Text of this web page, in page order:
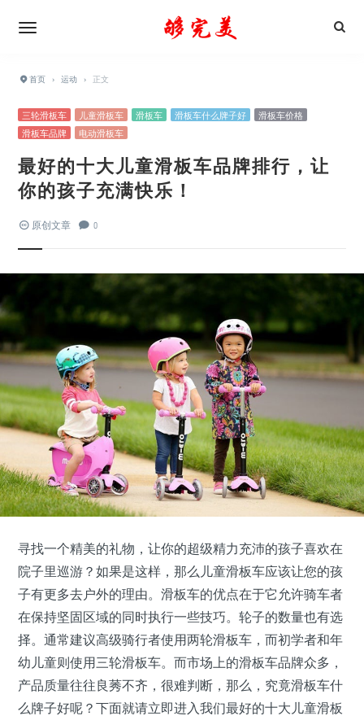
首页 › 运动 › 正文
三轮滑板车 儿童滑板车 滑板车 滑板车什么牌子好
滑板车价格
滑板车品牌
电动滑板车
最好的十大儿童滑板车品牌排行，让
你的孩子充满快乐！
原创文章 0
寻找一个精美的礼物，让你的超级精力充沛的孩子喜欢在
院子里巡游？如果是这样，那么儿童滑板车应该让您的孩
子有更多去户外的理由。滑板车的优点在于它允许骑车者
在保持坚固区域的同时执行一些技巧。轮子的数量也有选
择。通常建议高级骑行者使用两轮滑板车，而初学者和年
幼儿童则使用三轮滑板车。而市场上的滑板车品牌众多，
产品质量往往良莠不齐，很难判断，那么，究竟滑板车什
么牌子好呢？下面就请立即进入我们最好的十大儿童滑板